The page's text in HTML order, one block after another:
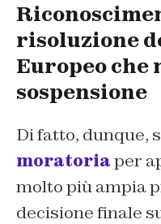
risoluzione
Europeo che
sospensione
Di fatto, dunque,
moratoriaper
molto più ampia
decisione finale